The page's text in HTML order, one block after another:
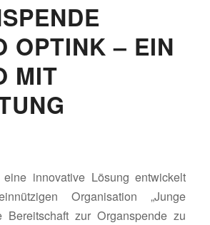
OPTINK – EIN
MIT
eine innovative Lösung entwickelt
Organisation „Junge
Bereitschaft zur Organspende zu